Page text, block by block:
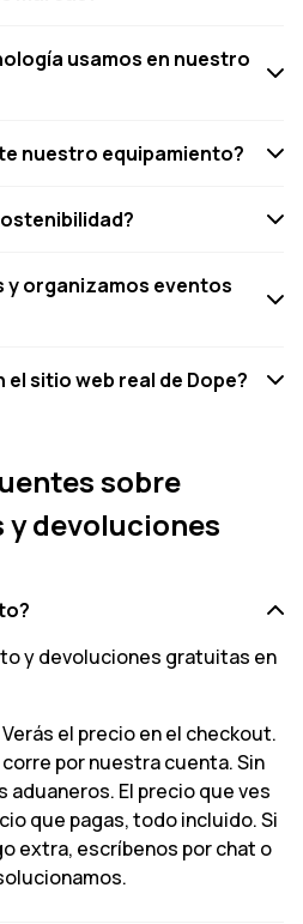
usamos en nuestro
nuestro equipamiento?
organizamos eventos
el sitio web real de Dope?
sobre
y devoluciones
y devoluciones gratuitas en
el precio en el checkout.
por nuestra cuenta. Sin
aduaneros. El precio que ves
que pagas, todo incluido. Si
extra, escríbenos por chat o